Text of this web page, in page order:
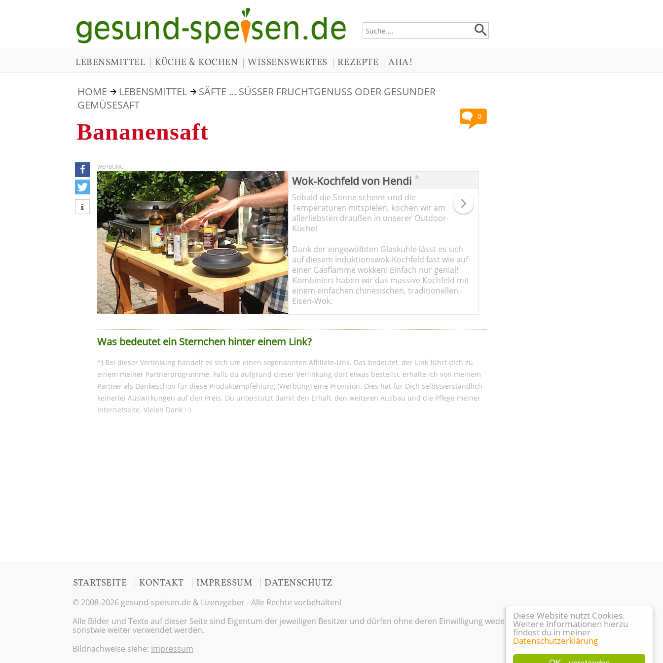
Diese Website nutzt Cookies.
Weitere Informationen hierzu
findest du in meiner
Datenschutzerklärung
LEBENSMITTEL | KÜCHE & KOCHEN | WISSENSWERTES | REZEPTE | AHA!
HOME LEBENSMITTEL
SÄFTE ... SÜSSER FRUCHTGENUSS ODER GESUNDER
GEMÜSESAFT
0
Bananensaft
teilen
tweet
WERBUNG
Wok-Kochfeld von Hendi *
Sobald die Sonne scheint und die
Temperaturen mitspielen, kochen wir am
allerliebsten draußen in unserer Outdoor-
Küche!
Dank der eingewölbten Glaskuhle lässt es sich
auf diesem Induktionswok-Kochfeld fast wie auf
einer Gasflamme wokken! Einfach nur genial!
Kombiniert haben wir das massive Kochfeld mit
einem einfachen chinesischen, traditionellen
Eisen-Wok.
Was bedeutet ein Sternchen hinter einem Link?
*) Bei dieser Verlinkung handelt es sich um einen sogenannten Affiliate-Link. Das bedeutet, der Link führt dich zu
einem meiner Partnerprogramme. Falls du aufgrund dieser Verlinkung dort etwas bestellst, erhalte ich von meinem
Partner als Dankeschön für diese Produktempfehlung (Werbung) eine Provision. Dies hat für Dich selbstverständlich
keinerlei Auswirkungen auf den Preis. Du unterstützt damit den Erhalt, den weiteren Ausbau und die Pflege meiner
Internetseite. Vielen Dank :-)
STARTSEITE KONTAKT IMPRESSUM DATENSCHUTZ
© 2008-2026 gesund-speisen.de & Lizenzgeber - Alle Rechte vorbehalten!
Alle Bilder und Texte auf dieser Seite sind Eigentum der jeweiligen Besitzer und dürfen ohne deren Einwilligung weder kopiert noch
sonstwie weiter verwendet werden.
Bildnachweise siehe: Impressum